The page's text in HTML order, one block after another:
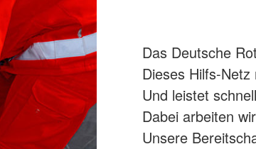
Das Deutsche
Dieses Hilfs-
Und leistet
Dabei arbeiten
Unsere